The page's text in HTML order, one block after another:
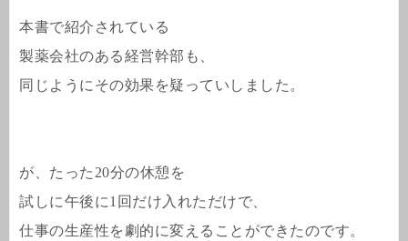
本書で紹介されている
製薬会社のある経営幹部も、
同じようにその効果を疑っていしました。
が、たった20分の休憩を
試しに午後に1回だけ入れただけで、
仕事の生産性を劇的に変えることができたのです。